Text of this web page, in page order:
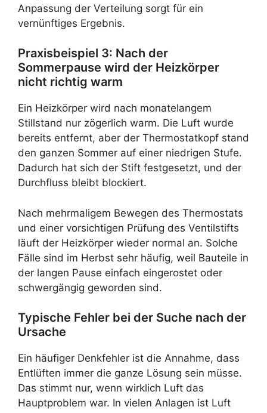
Anpassung der Verteilung sorgt für ein
vernünftiges Ergebnis.
Praxisbeispiel 3: Nach der
Sommerpause wird der Heizkörper
nicht richtig warm
Ein Heizkörper wird nach monatelangem
Stillstand nur zögerlich warm. Die Luft wurde
bereits entfernt, aber der Thermostatkopf stand
den ganzen Sommer auf einer niedrigen Stufe.
Dadurch hat sich der Stift festgesetzt, und der
Durchfluss bleibt blockiert.
Nach mehrmaligem Bewegen des Thermostats
und einer vorsichtigen Prüfung des Ventilstifts
läuft der Heizkörper wieder normal an. Solche
Fälle sind im Herbst sehr häufig, weil Bauteile in
der langen Pause einfach eingerostet oder
schwergängig geworden sind.
Typische Fehler bei der Suche nach der
Ursache
Ein häufiger Denkfehler ist die Annahme, dass
Entlüften immer die ganze Lösung sein müsse.
Das stimmt nur, wenn wirklich Luft das
Hauptproblem war. In vielen Anlagen ist Luft